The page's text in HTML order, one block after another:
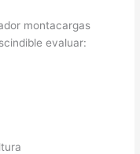
montacargas
evaluar: